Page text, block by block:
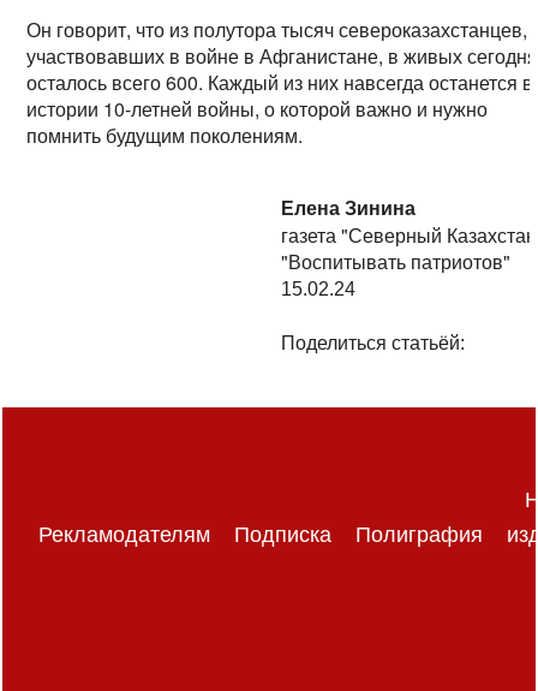
Он говорит, что из полутора тысяч североказахстанцев,
участвовавших в войне в Афганистане, в живых сегодня
осталось всего 600. Каждый из них навсегда останется в
истории 10-летней войны, о которой важно и нужно
помнить будущим поколениям.
Елена Зинина
газета "Северный
"Воспитывать патриотов"
15.02.24
Поделиться статьёй:
Рекламодателям Подписка Полиграфия